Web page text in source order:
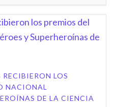
RECIBIERON LOS
NACIONAL
DE LA CIENCIA